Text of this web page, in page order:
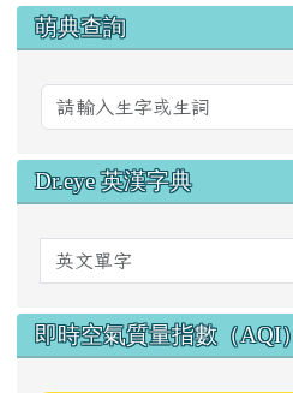
萌典查詢
Dr.eye 英漢字典
英文單字
即時空氣質量指數（AQI）